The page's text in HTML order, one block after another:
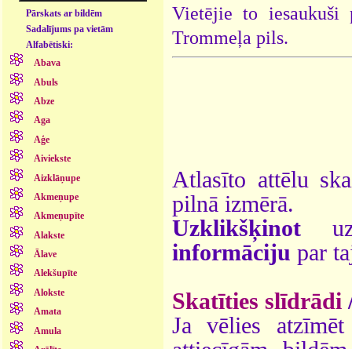
Pārskats ar bildēm
Sadalījums pa vietām
Alfabētiski:
Abava
Abuls
Abze
Aga
Aģe
Aiviekste
Aizklāņupe
Akmeņupe
Akmeņupīte
Alakste
Ālave
Alekšupīte
Alokste
Amata
Amula
Vietējie to iesaukuši
Trommeļa pils.
Atlasīto attēlu
pilnā izmērā.
Uzklikšķinot
informāciju par
Skatīties slīdrādi
Ja vēlies